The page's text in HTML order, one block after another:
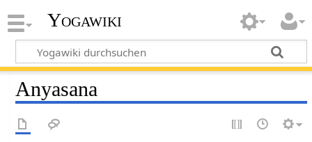
Yogawiki
Anyasana